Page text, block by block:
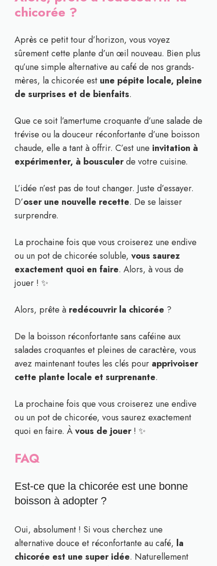
chicorée ?
Après ce petit tour d’horizon, vous voyez
sûrement cette plante d’un œil nouveau. Bien plus
qu’une simple alternative au café de nos grands-
mères, la chicorée est une pépite locale, pleine
de surprises et de bienfaits.
Que ce soit l’amertume croquante d’une salade de
trévise ou la douceur réconfortante d’une boisson
chaude, elle a tant à offrir. C’est une invitation à
expérimenter, à bousculerde votre cuisine.
L’idée n’est pas de tout changer. Juste d’essayer.
D’oser une nouvelle recette. De se laisser
surprendre.
La prochaine fois que vous croiserez une endive
ou un pot de chicorée soluble, vous saurez
exactement quoi en faire. Alors, à vous de
jouer ! ✨
Alors, prête à redécouvrir la chicorée ?
De la boisson réconfortante sans caféine aux
salades croquantes et pleines de caractère, vous
avez maintenant toutes les clés pour apprivoiser
cette plante locale et surprenante.
La prochaine fois que vous croiserez une endive
ou un pot de chicorée, vous saurez exactement
quoi en faire. Àvous de jouer! ✨
FAQ
Est-ce que la chicorée est une bonne
boisson à adopter ?
Oui, absolument ! Si vous cherchez une
alternative douce et réconfortante au café, la
chicorée est une super idée. Naturellement